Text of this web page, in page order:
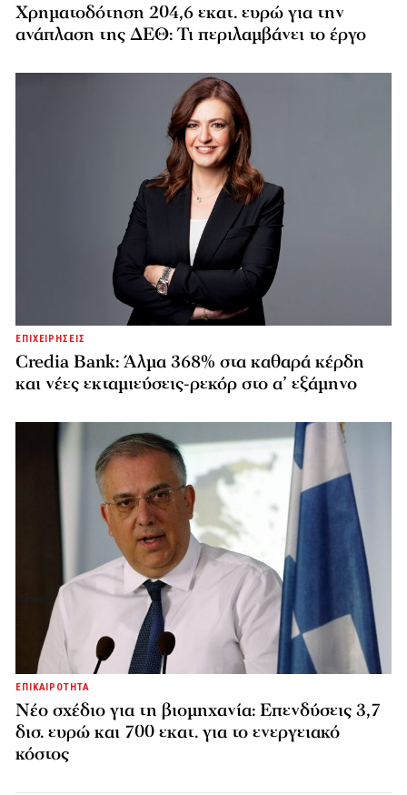
Χρηματοδότηση 204,6 εκατ. ευρώ για την
ανάπλαση της ΔΕΘ: Τι περιλαμβάνει το έργο
ΕΠΙΧΕΙΡΗΣΕΙΣ
Credia Bank: Άλμα 368% στα καθαρά κέρδη
και νέες εκταμιεύσεις-ρεκόρ στο α’ εξάμηνο
ΕΠΙΚΑΙΡΟΤΗΤΑ
Νέο σχέδιο για τη βιομηχανία: Επενδύσεις 3,7
δισ. ευρώ και 700 εκατ. για το ενεργειακό
κόστος